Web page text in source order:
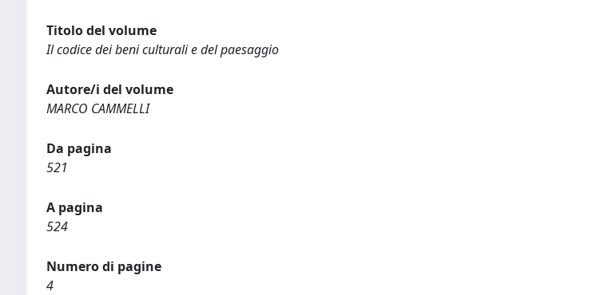
Titolo del volume
Il codice dei beni culturali e del paesaggio
Autore/i del volume
MARCO CAMMELLI
Da pagina
521
A pagina
524
Numero di pagine
4